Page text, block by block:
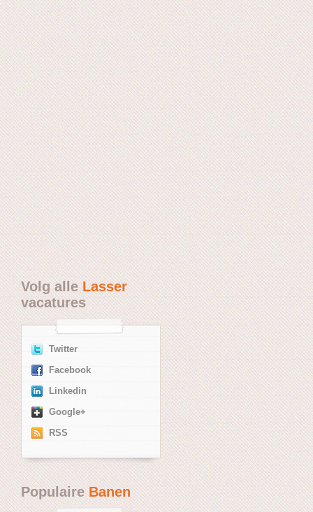
Volg alleLasser
vacatures
Twitter
Facebook
Linkedin
Google+
RSS
PopulaireBanen